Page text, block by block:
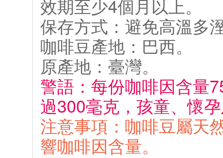
效期至少4個月以上。
保存方式：避免高溫多
咖啡豆產地：巴西。
原產地：臺灣。
警語：每份咖啡因含量
過300毫克，孩童、懷
注意事項：咖啡豆屬天
響咖啡因含量。